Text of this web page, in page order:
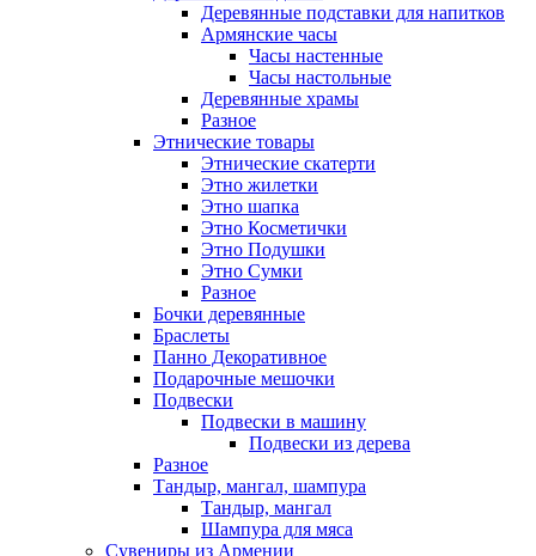
Деревянные подставки для напитков
Армянские часы
Часы настенные
Часы настольные
Деревянные храмы
Разное
Этнические товары
Этнические скатерти
Этно жилетки
Этно шапка
Этно Косметички
Этно Подушки
Этно Сумки
Разное
Бочки деревянные
Браслеты
Панно Декоративное
Подарочные мешочки
Подвески
Подвески в машину
Подвески из дерева
Разное
Тандыр, мангал, шампура
Тандыр, мангал
Шампура для мяса
Сувениры из Армении